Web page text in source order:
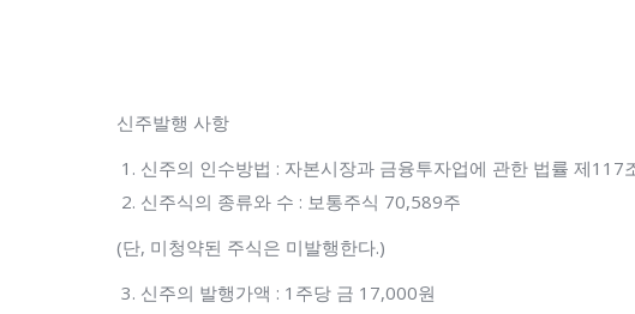
신주발행 사항
신주의 인수방법 : 자본시장과 금융투자업에 관한 법률 제117
신주식의 종류와 수 : 보통주식 70,589주
(단, 미청약된 주식은 미발행한다.)
신주의 발행가액 : 1주당 금 17,000원